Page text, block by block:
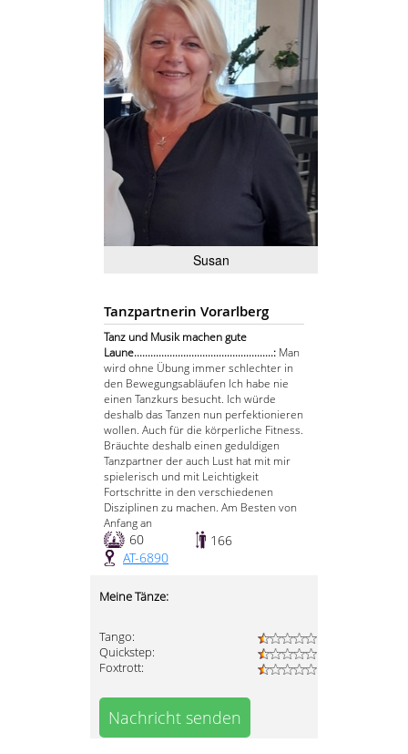
Susan
Tanzpartnerin Vorarlberg
Tanz und Musik machen gute
Laune...................................................: Man
wird ohne Übung immer schlechter in
den Bewegungsabläufen Ich habe nie
einen Tanzkurs besucht. Ich würde
deshalb das Tanzen nun perfektionieren
wollen. Auch für die körperliche Fitness.
Bräuchte deshalb einen geduldigen
Tanzpartner der auch Lust hat mit mir
spielerisch und mit Leichtigkeit
Fortschritte in den verschiedenen
Disziplinen zu machen. Am Besten von
Anfang an
60
166
AT-6890
Meine Tänze:
Tango:
Quickstep:
Foxtrott:
Nachricht senden